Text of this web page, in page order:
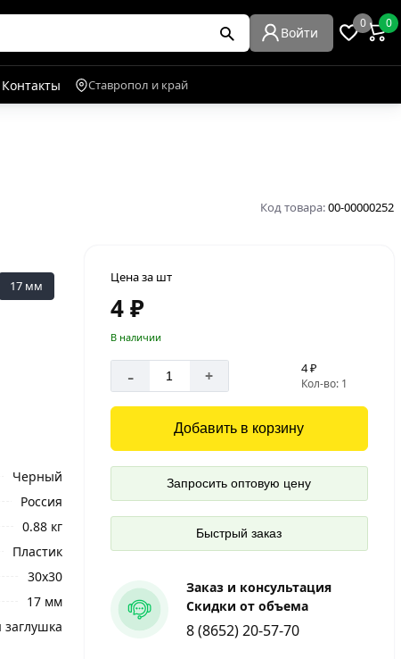
Войти
0 0
Контакты Ставропол и край
Код товара:00-00000252
17 мм
Черный
Россия
0.88 кг
Пластик
30x30
17 мм
заглушка
Цена за шт
4 ₽
В наличии
- + 4 ₽
Кол-во: 1
Добавить в корзину
Запросить оптовую цену
Быстрый заказ
Заказ и консультация
Скидки от объема
8 (8652) 20-57-70